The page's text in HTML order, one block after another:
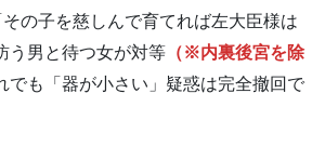
の子を慈しんで育てれば左大臣様は
う男と待つ女が対等 （※内裏後宮を除
でも「器が小さい」疑惑は完全撤回で